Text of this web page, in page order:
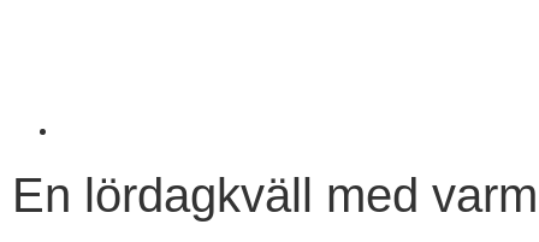
En lördagkväll med